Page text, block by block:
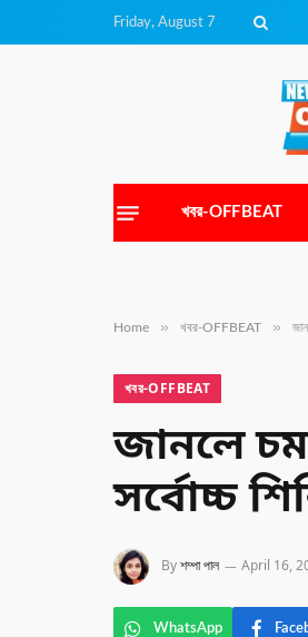
Friday, August 7
খবর-OFFBEAT
Home » খবর-OFFBEAT »
খবর-OFFBEAT
জানলে
সর্বোচ্চ
Byশম্পা পাল April 16,
WhatsApp